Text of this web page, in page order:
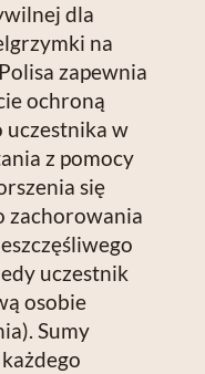
dla
na
zapewnia
ochroną
uczestnika w
z pomocy
się
zachorowania
uczestnik
osobie
Sumy